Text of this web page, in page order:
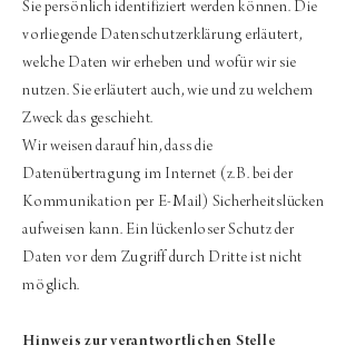
Sie persönlich identifiziert werden können. Die
vorliegende Datenschutzerklärung erläutert,
welche Daten wir erheben und wofür wir sie
nutzen. Sie erläutert auch, wie und zu welchem
Zweck das geschieht.
Wir weisen darauf hin, dass die
Datenübertragung im Internet (z.B. bei der
Kommunikation per E-Mail) Sicherheitslücken
aufweisen kann. Ein lückenloser Schutz der
Daten vor dem Zugriff durch Dritte ist nicht
möglich.
Hinweis zur verantwortlichen Stelle